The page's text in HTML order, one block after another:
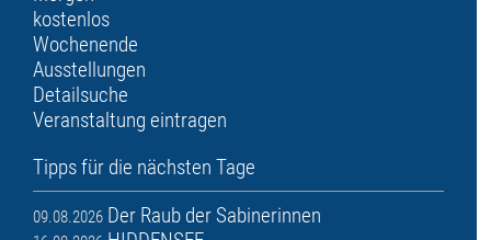
kostenlos
Wochenende
Ausstellungen
Detailsuche
Veranstaltung eintragen
Tipps für die nächsten Tage
09.08.2026 Der Raub der Sabinerinnen